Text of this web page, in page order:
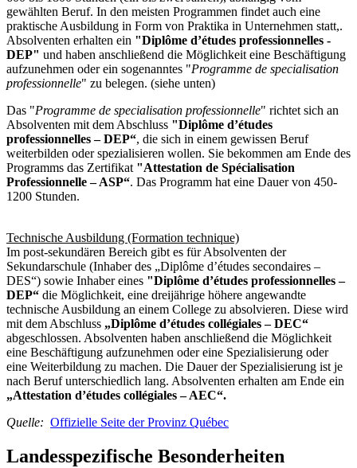
gewählten Beruf. In den meisten Programmen findet auch eine
praktische Ausbildung in Form von Praktika in Unternehmen statt,.
Absolventen erhalten ein "Diplôme d’études professionnelles -
DEP" und haben anschließend die Möglichkeit eine Beschäftigung
aufzunehmen oder ein sogenanntes "Programme de specialisation
professionnelle" zu belegen. (siehe unten)
Das "Programme de specialisation professionnelle" richtet sich an
Absolventen mit dem Abschluss "Diplôme d’études
professionnelles – DEP“, die sich in einem gewissen Beruf
weiterbilden oder spezialisieren wollen. Sie bekommen am Ende des
Programms das Zertifikat "Attestation de Spécialisation
Professionnelle – ASP“. Das Programm hat eine Dauer von 450-
1200 Stunden.
Technische Ausbildung (Formation technique)
Im post-sekundären Bereich gibt es für Absolventen der
Sekundarschule (Inhaber des „Diplôme d’études secondaires –
DES“) sowie Inhaber eines "Diplôme d’études professionnelles –
DEP“ die Möglichkeit, eine dreijährige höhere angewandte
technische Ausbildung an einem College zu absolvieren. Diese wird
mit dem Abschluss „Diplôme d’études collégiales – DEC“
abgeschlossen. Absolventen haben anschließend die Möglichkeit
eine Beschäftigung aufzunehmen oder eine Spezialisierung oder
eine Weiterbildung zu machen. Die Dauer der Spezialisierung ist je
nach Beruf unterschiedlich lang. Absolventen erhalten am Ende ein
„Attestation d’études collégiales – AEC“.
Quelle: Offizielle Seite der Provinz Québec
Landesspezifische Besonderheiten